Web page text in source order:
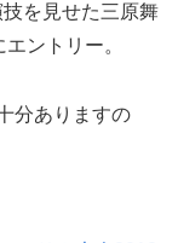
を見せた三原舞
ントリー。
分ありますの